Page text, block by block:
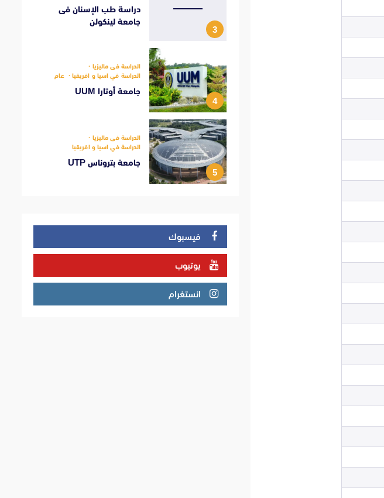
3
دراسة طب الإسنان فى
جامعة لينكولن
4
الدراسة فى ماليزيا
الدراسة في اسيا و افريقيا
عام
جامعة أوتارا UUM
5
الدراسة فى ماليزيا
الدراسة في اسيا و افريقيا
جامعة بتروناس UTP
فيسبوك
يوتيوب
انستغرام